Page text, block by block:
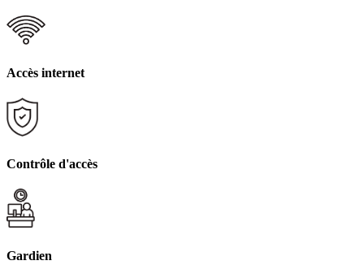
Accès internet
Contrôle d'accès
Gardien